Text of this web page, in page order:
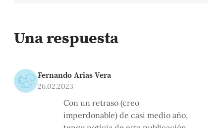
Una respuesta
Fernando Arias Vera
26.02.2023
Con un retraso (creo
imperdonable) de casi medio año,